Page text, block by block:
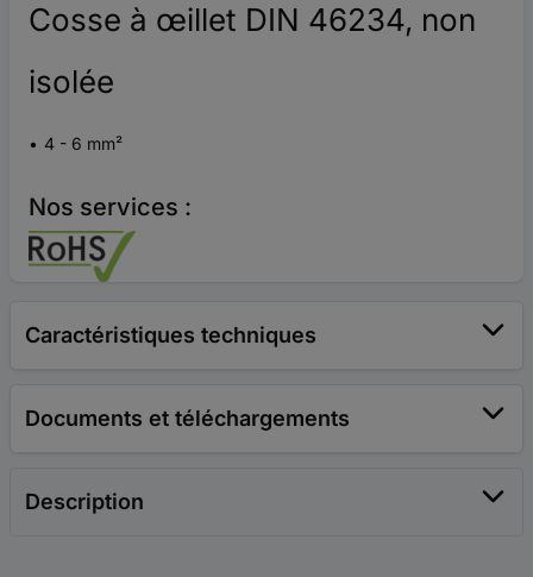
Cosse à œillet DIN 46234, non
isolée
4 - 6 mm²
Nos services :
Caractéristiques techniques
Documents et téléchargements
Description